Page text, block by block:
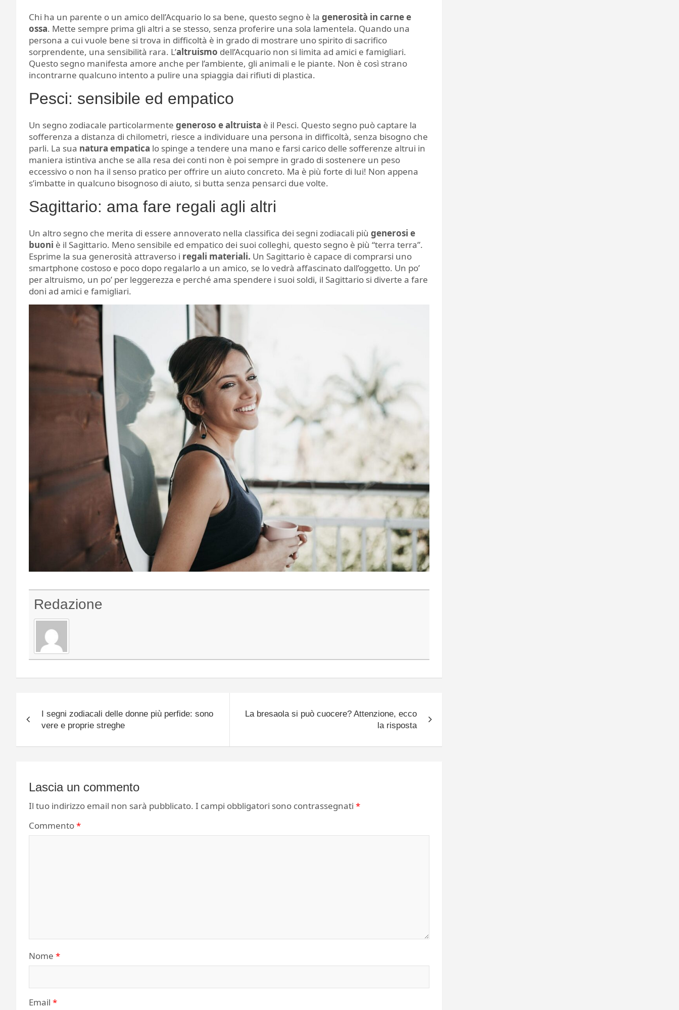
Chi ha un parente o un amico dell’Acquario lo sa bene, questo segno è la generosità in carne e
ossa. Mette sempre prima gli altri a se stesso, senza proferire una sola lamentela. Quando una
persona a cui vuole bene si trova in difficoltà è in grado di mostrare uno spirito di sacrifico
sorprendente, una sensibilità rara. L’altruismo dell’Acquario non si limita ad amici e famigliari.
Questo segno manifesta amore anche per l’ambiente, gli animali e le piante. Non è così strano
incontrarne qualcuno intento a pulire una spiaggia dai rifiuti di plastica.
Pesci: sensibile ed empatico
Un segno zodiacale particolarmente generoso e altruista è il Pesci. Questo segno può captare la
sofferenza a distanza di chilometri, riesce a individuare una persona in difficoltà, senza bisogno che
parli. La sua natura empatica lo spinge a tendere una mano e farsi carico delle sofferenze altrui in
maniera istintiva anche se alla resa dei conti non è poi sempre in grado di sostenere un peso
eccessivo o non ha il senso pratico per offrire un aiuto concreto. Ma è più forte di lui! Non appena
s’imbatte in qualcuno bisognoso di aiuto, si butta senza pensarci due volte.
Sagittario: ama fare regali agli altri
Un altro segno che merita di essere annoverato nella classifica dei segni zodiacali più generosi e
buoni è il Sagittario. Meno sensibile ed empatico dei suoi colleghi, questo segno è più “terra terra”.
Esprime la sua generosità attraverso i regali materiali. Un Sagittario è capace di comprarsi uno
smartphone costoso e poco dopo regalarlo a un amico, se lo vedrà affascinato dall’oggetto. Un po’
per altruismo, un po’ per leggerezza e perché ama spendere i suoi soldi, il Sagittario si diverte a fare
doni ad amici e famigliari.
Redazione
articoli
I segni zodiacali delle donne più perfide: sono
vere e proprie streghe
La bresaola si può cuocere? Attenzione, ecco
la risposta
Lascia un commento
Il tuo indirizzo email non sarà pubblicato. I campi obbligatori sono contrassegnati *
Commento*
Nome *
Email *